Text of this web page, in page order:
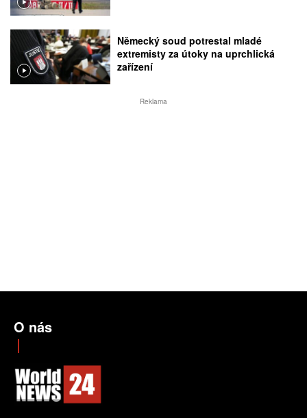
Německý soud potrestal mladé
extremisty za útoky na uprchlická
zařízení
Reklama
O nás